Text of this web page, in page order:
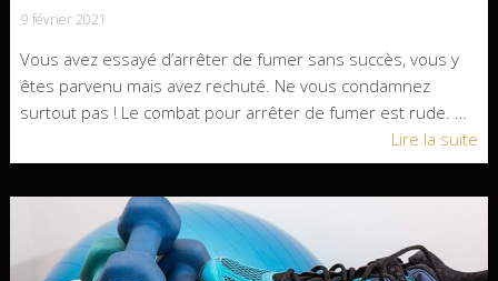
9 février 2021
Vous avez essayé d’arrêter de fumer sans succès, vous y
êtes parvenu mais avez rechuté. Ne vous condamnez
surtout pas ! Le combat pour arrêter de fumer est rude. …
Lire la suite